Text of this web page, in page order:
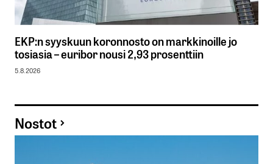
EKP:n syyskuun koronnosto on markkinoille jo
tosiasia – euribor nousi 2,93 prosenttiin
5.8.2026
Nostot